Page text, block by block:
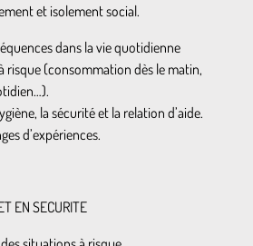
et isolement social.
dans la vie quotidienne
risque (consommation dès le matin,
la sécurité et la relation d’aide.
d’expériences.
EN SECURITE